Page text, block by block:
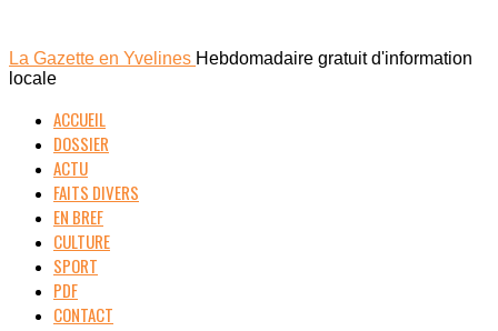
La Gazette en Yvelines Hebdomadaire gratuit d'information
locale
ACCUEIL
DOSSIER
ACTU
FAITS DIVERS
EN BREF
CULTURE
SPORT
PDF
CONTACT